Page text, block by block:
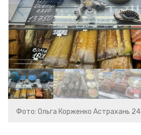
Фото: Ольга Корженко Астрахань 24